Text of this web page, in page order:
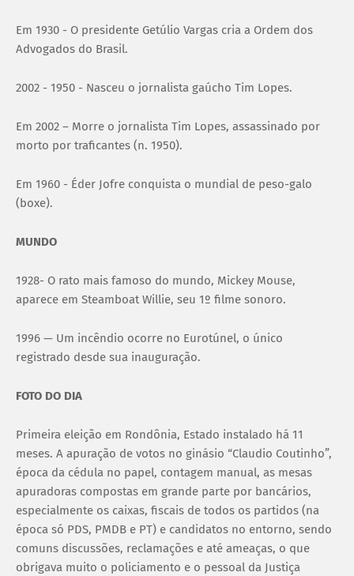
Em 1930 - O presidente Getúlio Vargas cria a Ordem dos
Advogados do Brasil.
2002 - 1950 - Nasceu o jornalista gaúcho Tim Lopes.
Em 2002 – Morre o jornalista Tim Lopes, assassinado por
morto por traficantes (n. 1950).
Em 1960 - Éder Jofre conquista o mundial de peso-galo
(boxe).
MUNDO
1928- O rato mais famoso do mundo, Mickey Mouse,
aparece em Steamboat Willie, seu 1º filme sonoro.
1996 — Um incêndio ocorre no Eurotúnel, o único
registrado desde sua inauguração.
FOTO DO DIA
Primeira eleição em Rondônia, Estado instalado há 11
meses. A apuração de votos no ginásio “Claudio Coutinho”,
época da cédula no papel, contagem manual, as mesas
apuradoras compostas em grande parte por bancários,
especialmente os caixas, fiscais de todos os partidos (na
época só PDS, PMDB e PT) e candidatos no entorno, sendo
comuns discussões, reclamações e até ameaças, o que
obrigava muito o policiamento e o pessoal da Justiça